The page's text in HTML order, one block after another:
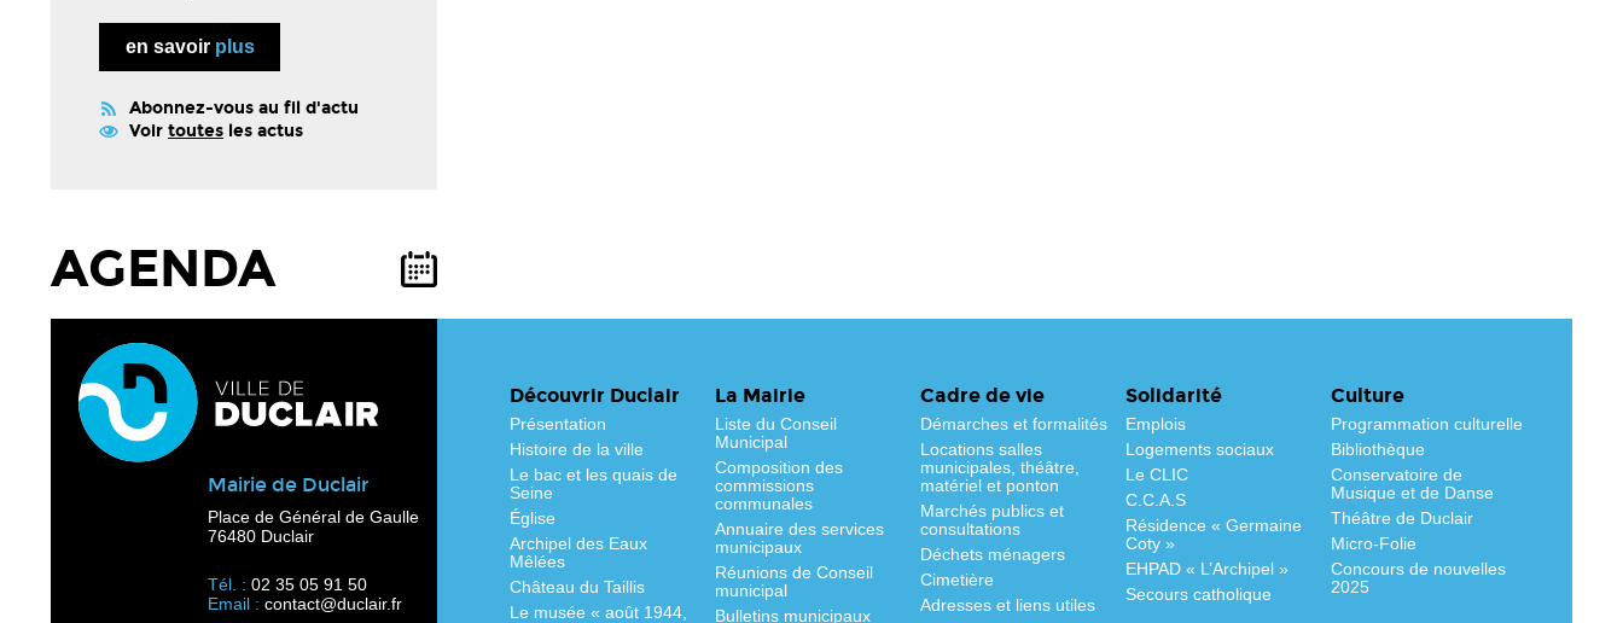
en savoir plus
Abonnez-vous au fil d'actu
Voir toutes les actus
AGENDA
Mairie de Duclair
Place de Général de Gaulle
76480 Duclair
Tél. : 02 35 05 91 50
Email : contact@duclair.fr
Découvrir Duclair
Présentation
Histoire de la ville
Le bac et les quais de
Seine
Église
Archipel des Eaux
Mêlées
Château du Taillis
Le musée « août 1944,
La Mairie
Liste du Conseil
Municipal
Composition des
commissions
communales
Annuaire des services
municipaux
Réunions de Conseil
municipal
Bulletins municipaux
Cadre de vie
Démarches et formalités
Locations salles
municipales, théâtre,
matériel et ponton
Marchés publics et
consultations
Déchets ménagers
Cimetière
Adresses et liens utiles
Solidarité
Emplois
Logements sociaux
Le CLIC
C.C.A.S
Résidence « Germaine
Coty »
EHPAD « L’Archipel »
Secours catholique
Culture
Programmation culturelle
Bibliothèque
Conservatoire de
Musique et de Danse
Théâtre de Duclair
Micro-Folie
Concours de nouvelles
2025